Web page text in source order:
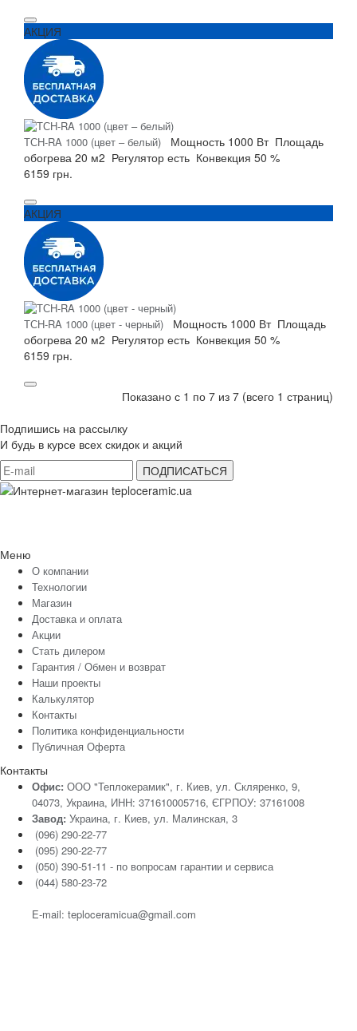
АКЦИЯ
ТСH-RA 1000 (цвет – белый) Мощность 1000 Вт Площадь
обогрева 20 м2 Регулятор есть Конвекция 50 %
6159 грн.
АКЦИЯ
ТСH-RA 1000 (цвет - черный) Мощность 1000 Вт Площадь
обогрева 20 м2 Регулятор есть Конвекция 50 %
6159 грн.
Показано с 1 по 7 из 7 (всего 1 страниц)
Подпишись на рассылку
И будь в курсе всех скидок и акций
Меню
О компании
Технологии
Магазин
Доставка и оплата
Акции
Стать дилером
Гарантия / Обмен и возврат
Наши проекты
Калькулятор
Контакты
Политика конфиденциальности
Публичная Оферта
Контакты
Офис: ООО "Теплокерамик", г. Киев, ул. Скляренко, 9,
04073, Украина, ИНН: 371610005716, ЄГРПОУ: 37161008
Завод: Украина, г. Киев, ул. Малинская, 3
(096) 290-22-77
(095) 290-22-77
(050) 390-51-11 - по вопросам гарантии и cервиса
(044) 580-23-72
E-mail: teploceramicua@gmail.com